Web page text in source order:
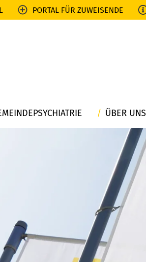
PORTAL FÜR ZUWEISENDE
ÜBER UNS